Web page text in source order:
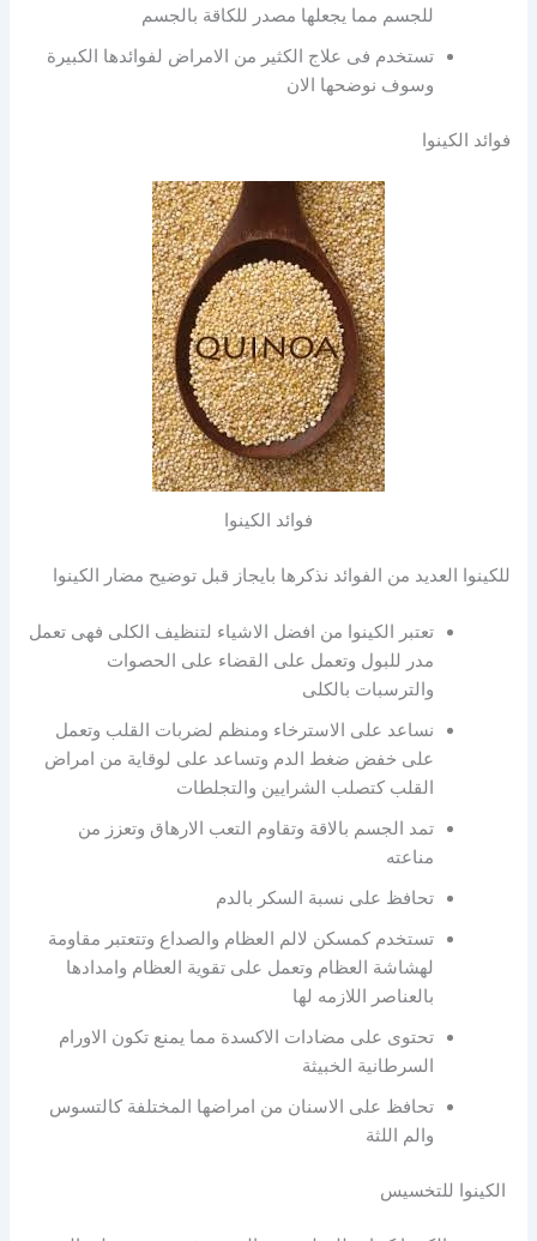
للجسم مما يجعلها مصدر للكاقة بالجسم
تستخدم فى علاج الكثير من الامراض لفوائدها الكبيرة
وسوف نوضحها الان
فوائد الكينوا
فوائد الكينوا
للكينوا العديد من الفوائد نذكرها بايجاز قبل توضيح مضار الكينوا
تعتبر الكينوا من افضل الاشياء لتنظيف الكلى فهى تعمل
مدر للبول وتعمل على القضاء على الحصوات
والترسبات بالكلى
نساعد على الاسترخاء ومنظم لضربات القلب وتعمل
على خفض ضغط الدم وتساعد على لوقاية من امراض
القلب كتصلب الشرايين والتجلطات
تمد الجسم بالاقة وتقاوم التعب الارهاق وتعزز من
مناعته
تحافظ على نسبة السكر بالدم
تستخدم كمسكن لالم العظام والصداع وتتعتبر مقاومة
لهشاشة العظام وتعمل على تقوية العظام وامدادها
بالعناصر اللازمه لها
تحتوى على مضادات الاكسدة مما يمنع تكون الاورام
السرطانية الخبيثة
تحافظ على الاسنان من امراضها المختلفة كالتسوس
والم اللثة
الكينوا للتخسيس